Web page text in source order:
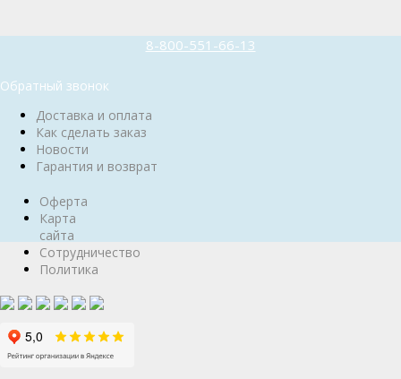
8-800-551-66-13
Обратный звонок
Доставка и оплата
Как сделать заказ
Новости
Гарантия и возврат
Оферта
Карта
сайта
Сотрудничество
Политика